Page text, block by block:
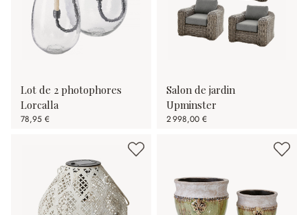
Lot de 2 photophores
Lorcalla
78,95 €
Salon de jardin
Upminster
2 998,00 €